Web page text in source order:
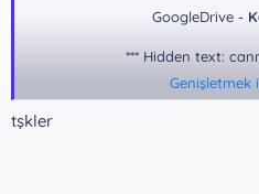
GoogleDrive -
*** Hidden text:
Genişletmek
tşkler